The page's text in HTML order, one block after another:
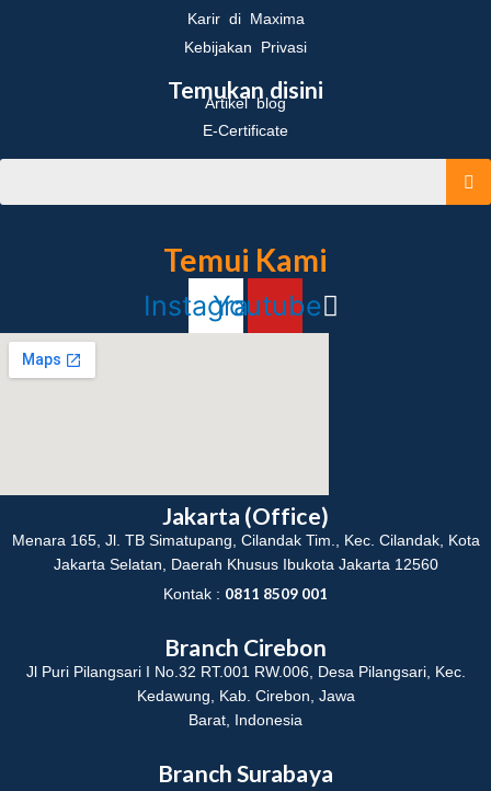
Karir di Maxima
Kebijakan Privasi
Temukan disini
Artikel blog
E-Certificate
Temui Kami
Instagram
Youtube
Jakarta (Office)
Menara 165, Jl. TB Simatupang, Cilandak Tim., Kec. Cilandak, Kota
Jakarta Selatan, Daerah Khusus Ibukota Jakarta 12560
Kontak : 0811 8509 001
Branch Cirebon
Jl Puri Pilangsari I No.32 RT.001 RW.006, Desa Pilangsari, Kec.
Kedawung, Kab. Cirebon, Jawa
Barat, Indonesia
Branch Surabaya